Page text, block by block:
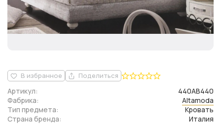
В избранное Поделиться
Фабрика: Altamoda
Артикул:
440AB440
Тип предмета:
Кровать
Страна бренда:
Италия